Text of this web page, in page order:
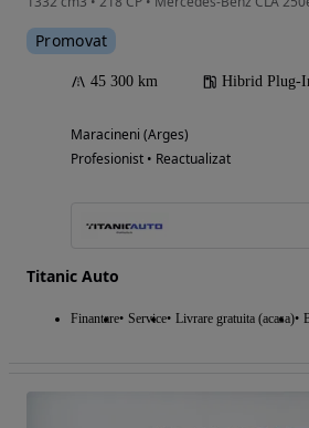
Promovat
45 300 km Hibrid Plug-
Maracineni (Arges)
Profesionist • Reactualizat
Titanic Auto
Finantare Service Livrare gratuita (acasa)